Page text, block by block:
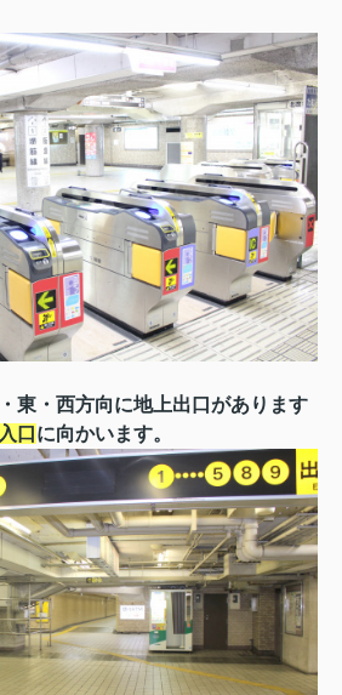
東・西方向に地上出口があります
口 に向かいます。